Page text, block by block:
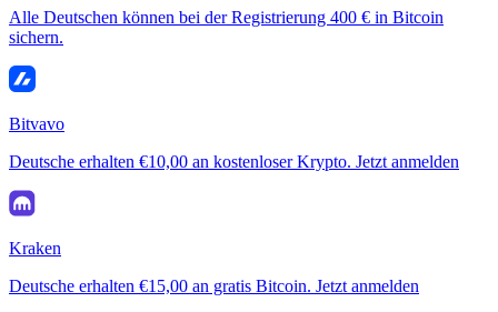
Alle Deutschen können bei der Registrierung 400 € in Bitcoin
sichern.
Bitvavo
Deutsche erhalten €10,00 an kostenloser Krypto. Jetzt anmelden
Kraken
Deutsche erhalten €15,00 an gratis Bitcoin. Jetzt anmelden